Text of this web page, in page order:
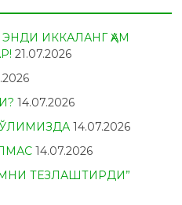
ИККАЛАНГ ҲАМ
21.07.2026
14.07.2026
14.07.2026
14.07.2026
ТЕЗЛАШТИРДИ”